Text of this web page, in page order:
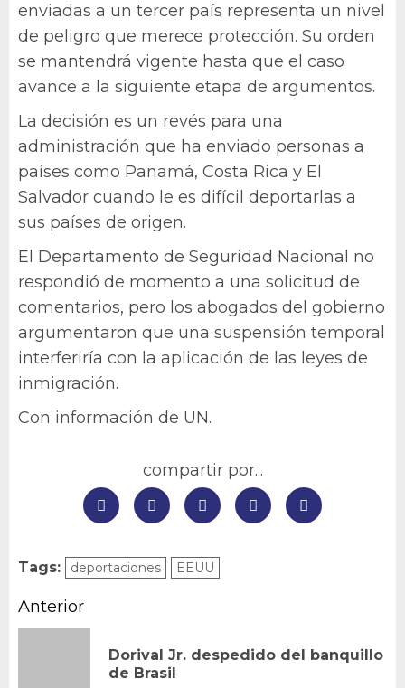
enviadas a un tercer país representa un nivel
de peligro que merece protección. Su orden
se mantendrá vigente hasta que el caso
avance a la siguiente etapa de argumentos.
La decisión es un revés para una
administración que ha enviado personas a
países como Panamá, Costa Rica y El
Salvador cuando le es difícil deportarlas a
sus países de origen.
El Departamento de Seguridad Nacional no
respondió de momento a una solicitud de
comentarios, pero los abogados del gobierno
argumentaron que una suspensión temporal
interferiría con la aplicación de las leyes de
inmigración.
Con información de UN.
compartir por...
Tags: deportaciones EEUU
Navegación
entradas
Anterior
Dorival Jr. despedido del banquillo
de Brasil